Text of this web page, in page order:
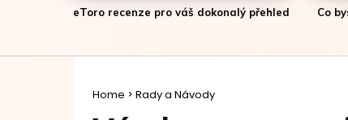
eToro recenze pro váš dokonalý přehled Co
Home Rady a Návody